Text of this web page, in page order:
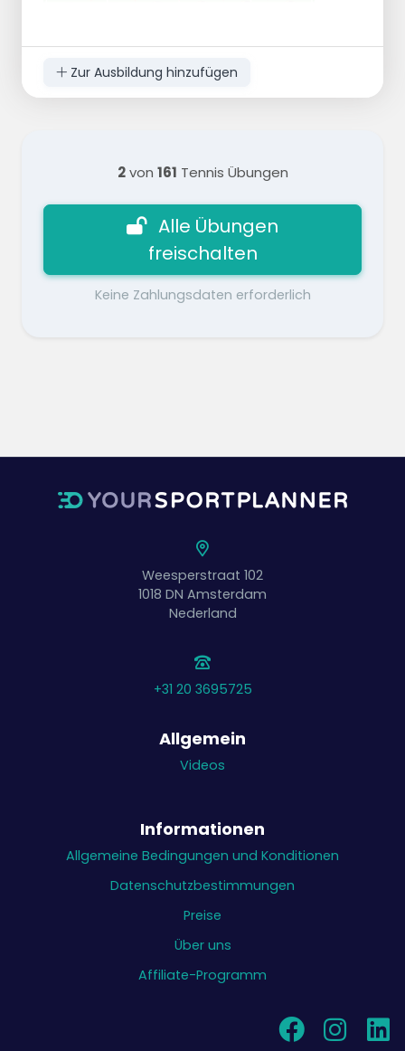
Zur Ausbildung hinzufügen
2von 161 Tennis Übungen
Alle Übungen
freischalten
Keine Zahlungsdaten erforderlich
Weesperstraat 102
1018 DN Amsterdam
Nederland
+31 20 3695725
Allgemein
Videos
Informationen
Allgemeine Bedingungen und Konditionen
Datenschutzbestimmungen
Preise
Über uns
Affiliate-Programm